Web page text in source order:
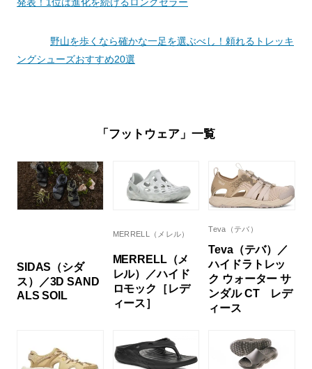
野山を歩くなら確かな一足を選ぶべし！頼れるトレッキ
ングシューズおすすめ20選
「フットウェア」一覧
SIDAS（シダ
ス）／3D SAND
ALS SOIL
MERRELL（メレル）
MERRELL（メ
レル）／ハイド
ロモック［レデ
ィース］
Teva（テバ）
Teva（テバ）／
ハイドラトレッ
ク ウォーター サ
ンダル CT レデ
ィース